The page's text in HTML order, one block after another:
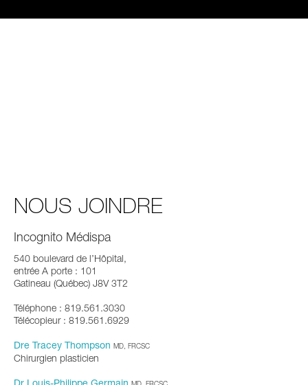
NOUS JOINDRE
Incognito Médispa
540 boulevard de l’Hôpital,
entrée A porte : 101
Gatineau (Québec) J8V 3T2
Téléphone : 819.561.3030
Télécopieur : 819.561.6929
Dre Tracey Thompson MD, FRCSC
Chirurgien plasticien